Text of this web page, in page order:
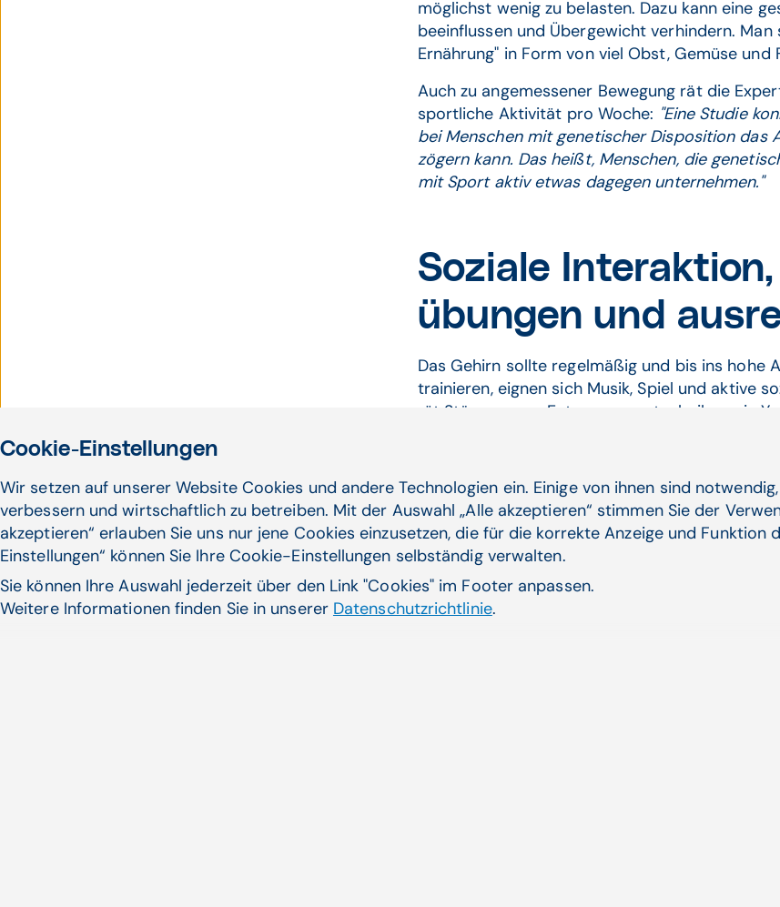
möglichst wenig zu belasten. Dazu kann eine
beein­flussen und Über­gewicht verhin­dern.
Ernährung" in Form von viel Obst, Gemüse und
Auch zu angemessener Bewegung rät die
sport­liche Aktivität pro Woche: "Eine Studie
bei Menschen mit gene­tischer Dispo­sition
zögern kann. Das heißt, Menschen, die
mit Sport aktiv etwas dagegen unternehmen."
Soziale
übungen und
Das Gehirn sollte regelmäßig und bis ins hohe
trainieren, eignen sich Musik, Spiel und aktive
rät Stögmann zu Ent­spannungs­techniken wie
Cookie-Einstellungen
Wir setzen auf unserer Website Cookies und andere Technologien ein. Einige von ihnen sind
verbessern und wirtschaftlich zu betreiben. Mit der Auswahl „Alle akzeptieren“ stimmen Sie der
akzeptieren“ erlauben Sie uns nur jene Cookies einzusetzen, die für die korrekte Anzeige und
Einstellungen“ können Sie Ihre Cookie-Einstellungen selbständig verwalten.
Sie können Ihre Auswahl jederzeit über den Link "Cookies" im Footer anpassen.
Weitere Informationen finden Sie in unserer Datenschutzrichtlinie.